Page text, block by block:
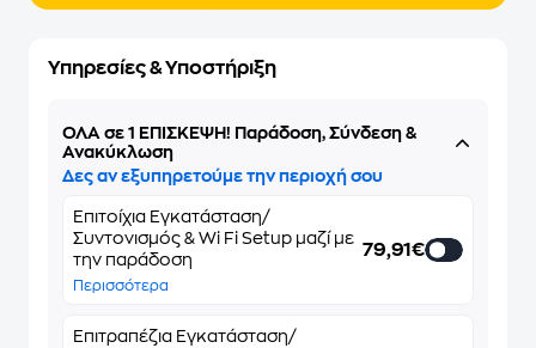
Υπηρεσίες & Υποστήριξη
ΌΛΑ σε 1 ΕΠΙΣΚΕΨΗ! Παράδοση, Σύνδεση &
Ανακύκλωση
Δες αν εξυπηρετούμε την περιοχή σου
Επιτοίχια Εγκατάσταση/
Συντονισμός & Wi Fi Setup μαζί με
την παράδοση
Περισσότερα
79,91€
Επιτραπέζια Εγκατάσταση/